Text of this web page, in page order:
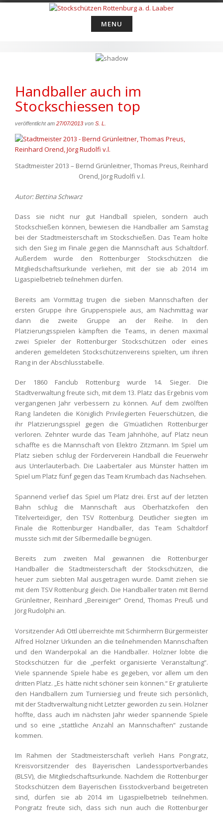
MENU
Handballer auch im
Stockschiessen top
veröffentlicht am 27/07/2013 von S. L.
Stadtmeister 2013 – Bernd Grünleitner, Thomas Preus, Reinhard
Orend, Jörg Rudolfi v.l.
Autor: Bettina Schwarz
Dass sie nicht nur gut Handball spielen, sondern auch
Stockschießen können, bewiesen die Handballer am Samstag
bei der Stadtmeisterschaft im Stockschießen. Das Team holte
sich den Sieg im Finale gegen die Mannschaft aus Schaltdorf.
Außerdem wurde den Rottenburger Stockschützen die
Mitgliedschaftsurkunde verliehen, mit der sie ab 2014 im
Ligaspielbetrieb teilnehmen dürfen.
Bereits am Vormittag trugen die sieben Mannschaften der
ersten Gruppe ihre Gruppenspiele aus, am Nachmittag war
dann die zweite Gruppe an der Reihe. In den
Platzierungsspielen kämpften die Teams, in denen maximal
zwei Spieler der Rottenburger Stockschützen oder eines
anderen gemeldeten Stockschützenvereins spielten, um ihren
Rang in der Abschlusstabelle.
Der 1860 Fanclub Rottenburg wurde 14. Sieger. Die
Stadtverwaltung freute sich, mit dem 13. Platz das Ergebnis vom
vergangenen Jahr verbessern zu können. Auf dem zwölften
Rang landeten die Königlich Privilegierten Feuerschützen, die
ihr Platzierungsspiel gegen die G’müatlichen Rottenburger
verloren. Zehnter wurde das Team Jahnhöhe, auf Platz neun
schaffte es die Mannschaft von Elektro Zitzmann. Im Spiel um
Platz sieben schlug der Förderverein Handball die Feuerwehr
aus Unterlauterbach. Die Laabertaler aus Münster hatten im
Spiel um Platz fünf gegen das Team Krumbach das Nachsehen.
Spannend verlief das Spiel um Platz drei. Erst auf der letzten
Bahn schlug die Mannschaft aus Oberhatzkofen den
Titelverteidiger, den TSV Rottenburg. Deutlicher siegten im
Finale die Rottenburger Handballer, das Team Schaltdorf
musste sich mit der Silbermedaille begnügen.
Bereits zum zweiten Mal gewannen die Rottenburger
Handballer die Stadtmeisterschaft der Stockschützen, die
heuer zum siebten Mal ausgetragen wurde. Damit ziehen sie
mit dem TSV Rottenburg gleich. Die Handballer traten mit Bernd
Grünleitner, Reinhard „Bereiniger“ Orend, Thomas Preuß und
Jörg Rudolphi an.
Vorsitzender Adi Ottl überreichte mit Schirmherrn Bürgermeister
Alfred Holzner Urkunden an die teilnehmenden Mannschaften
und den Wanderpokal an die Handballer. Holzner lobte die
Stockschützen für die „perfekt organisierte Veranstaltung“.
Viele spannende Spiele habe es gegeben, vor allem um den
dritten Platz. „Es hätte nicht schöner sein können.“ Er gratulierte
den Handballern zum Turniersieg und freute sich persönlich,
mit der Stadtverwaltung nicht Letzter geworden zu sein. Holzner
hoffte, dass auch im nächsten Jahr wieder spannende Spiele
und so eine „stattliche Anzahl an Mannschaften“ zustande
kommen.
Im Rahmen der Stadtmeisterschaft verlieh Hans Pongratz,
Kreisvorsitzender des Bayerischen Landessportverbandes
(BLSV), die Mitgliedschaftsurkunde. Nachdem die Rottenburger
Stockschützen dem Bayerischen Eisstockverband beigetreten
sind, dürfen sie ab 2014 im Ligaspielbetrieb teilnehmen.
Pongratz freute sich, dass sich nun auch die Rottenburger